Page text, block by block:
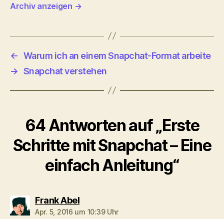
Archiv anzeigen →
← Warum ich an einem Snapchat-Format arbeite
→ Snapchat verstehen
64 Antworten auf „Erste
Schritte mit Snapchat – Eine
einfach Anleitung“
Frank Abelsagt:
Apr. 5, 2016 um 10:39 Uhr